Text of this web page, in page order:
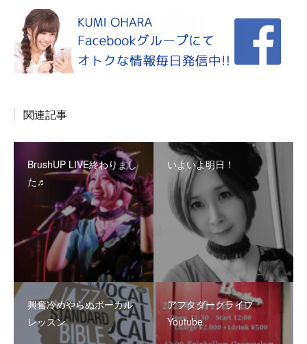
関連記事
BrushUP LIVE終わりまし
た♬
いよいよ明日！
興奮冷めやらぬボーカル
レッスン
アフタダークライブ
Youtube